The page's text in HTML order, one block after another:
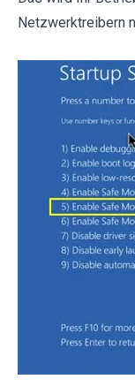
Netzwerktreibern